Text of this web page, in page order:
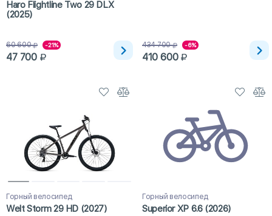
Haro Flightline Two 29 DLX
(2025)
60 600 -21%
47 700
434 700 -6%
410 600
Горный велосипед
Welt Storm 29 HD (2027)
Горный велосипед
Superior XP 6.6 (2026)